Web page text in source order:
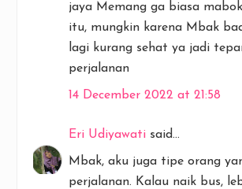
jaya Memang ga biasa
itu, mungkin karena Mbak
lagi kurang sehat ya jadi
perjalanan
14 December 2022 at 21:58
Eri Udiyawati said...
Mbak, aku juga tipe orang
perjalanan. Kalau naik bus,